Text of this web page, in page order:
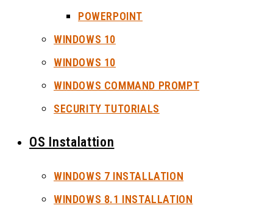
POWERPOINT
WINDOWS 10
WINDOWS 10
WINDOWS COMMAND PROMPT
SECURITY TUTORIALS
OS Instalattion
WINDOWS 7 INSTALLATION
WINDOWS 8.1 INSTALLATION